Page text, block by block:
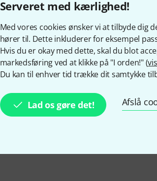
Serveret med kærlighed!
Med vores cookies ønsker vi at tilbyde dig
hører til. Dette inkluderer for eksempel
Hvis du er okay med dette, skal du blot
markedsføring ved at klikke på "I orden!" (
Du kan til enhver tid trække dit samtykke
Lad os gøre det! Afslå
Del